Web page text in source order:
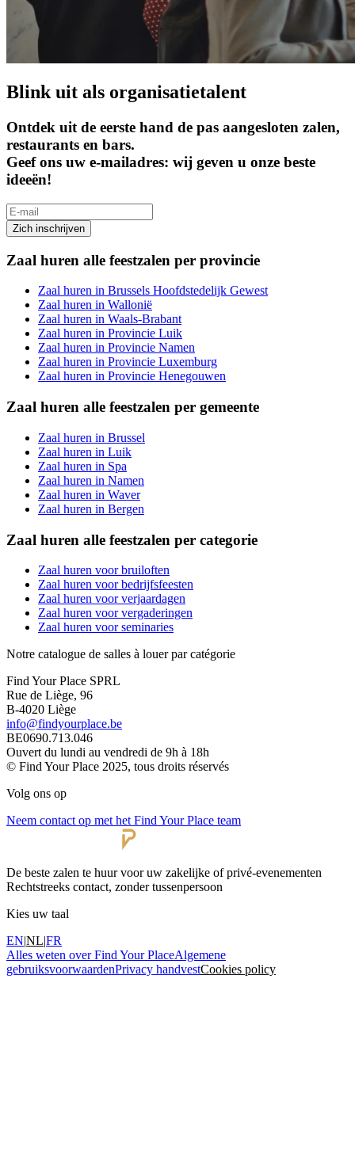
Blink uit als organisatietalent
Ontdek uit de eerste hand de pas aangesloten zalen,
restaurants en bars.
Geef ons uw e-mailadres: wij geven u onze beste
ideeën!
Zich inschrijven
Zaal huren alle feestzalen per provincie
Zaal huren in Brussels Hoofdstedelijk Gewest
Zaal huren in Wallonië
Zaal huren in Waals-Brabant
Zaal huren in Provincie Luik
Zaal huren in Provincie Namen
Zaal huren in Provincie Luxemburg
Zaal huren in Provincie Henegouwen
Zaal huren alle feestzalen per gemeente
Zaal huren in Brussel
Zaal huren in Luik
Zaal huren in Spa
Zaal huren in Namen
Zaal huren in Waver
Zaal huren in Bergen
Zaal huren alle feestzalen per categorie
Zaal huren voor bruiloften
Zaal huren voor bedrijfsfeesten
Zaal huren voor verjaardagen
Zaal huren voor vergaderingen
Zaal huren voor seminaries
Notre catalogue de salles à louer par catégorie
Find Your Place SPRL
Rue de Liège, 96
B-4020 Liège
info@findyourplace.be
BE0690.713.046
Ouvert du lundi au vendredi de 9h à 18h
© Find Your Place 2025, tous droits réservés
Volg ons op
Neem contact op met het Find Your Place team
De beste zalen te huur voor uw zakelijke of privé-evenementen
Rechtstreeks contact, zonder tussenpersoon
Kies uw taal
EN|NL|FR
Alles weten over Find Your PlaceAlgemene
gebruiksvoorwaardenPrivacy handvestCookies policy